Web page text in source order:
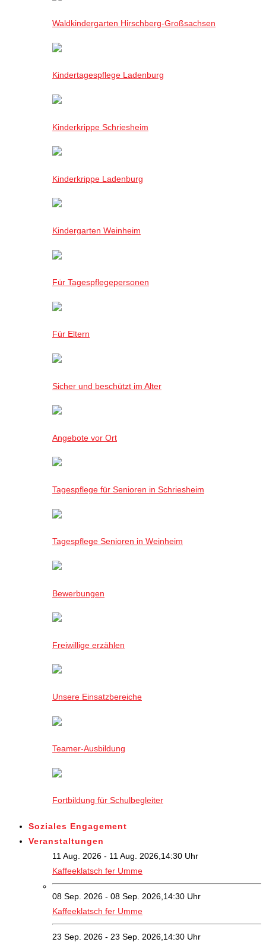
Waldkindergarten Hirschberg-Großsachsen
Kindertagespflege Ladenburg
Kinderkrippe Schriesheim
Kinderkrippe Ladenburg
Kindergarten Weinheim
Für Tagespflegepersonen
Für Eltern
Sicher und beschützt im Alter
Angebote vor Ort
Tagespflege für Senioren in Schriesheim
Tagespflege Senioren in Weinheim
Bewerbungen
Freiwillige erzählen
Unsere Einsatzbereiche
Teamer-Ausbildung
Fortbildung für Schulbegleiter
Soziales Engagement
Veranstaltungen
11 Aug. 2026 - 11 Aug. 2026,14:30 Uhr
Kaffeeklatsch fer Umme
08 Sep. 2026 - 08 Sep. 2026,14:30 Uhr
Kaffeeklatsch fer Umme
23 Sep. 2026 - 23 Sep. 2026,14:30 Uhr